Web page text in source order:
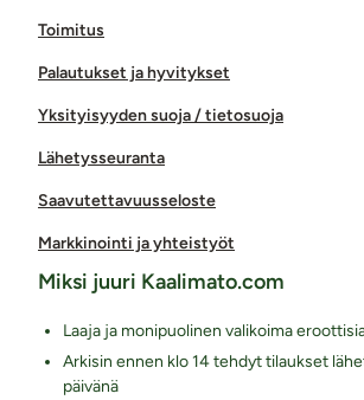
Toimitus
Palautukset ja hyvitykset
Yksityisyyden suoja / tietosuoja
Lähetysseuranta
Saavutettavuusseloste
Markkinointi ja yhteistyöt
Miksi juuri Kaalimato.com
Laaja ja monipuolinen valikoima
Arkisin ennen klo 14 tehdyt tilaukset
päivänä